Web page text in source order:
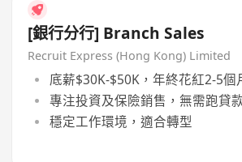
[銀行分行] Branch Sales
Recruit Express (Hong Kong) Limited
底薪$30K-$50K，年終花紅2-5個
專注投資及保險銷售，無需跑貸
穩定工作環境，適合轉型